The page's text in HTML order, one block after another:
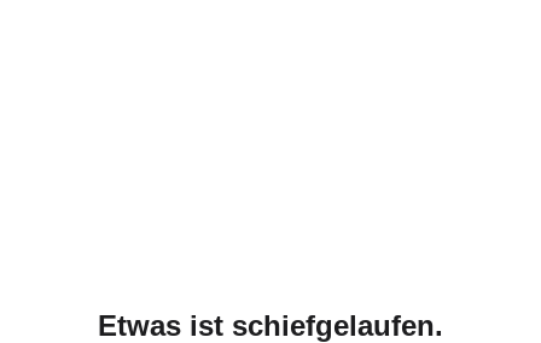
Etwas ist schiefgelaufen.